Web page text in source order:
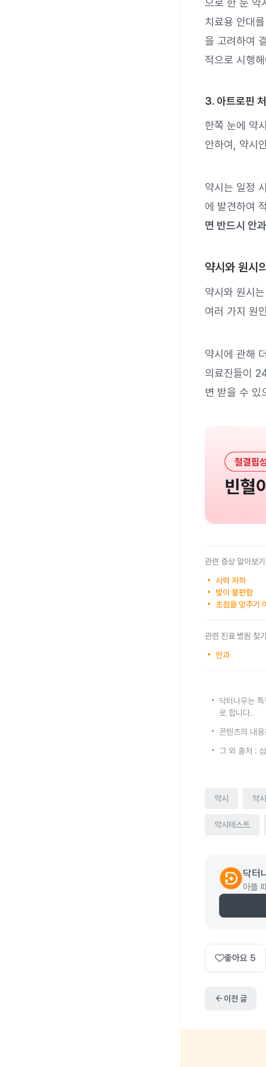
으로 한 눈 약
치료용 안대
을 고려하여
적으로 시행
3. 아트로핀
한쪽 눈에 약
안하여, 약시
약시는 일정
에 발견하여
면 반드시 안
약시와 원시
약시와 원시
여러 가지 원
약시에 관해
의료진들이
변 받을 수 있
관련 증상 알아보기
시력 저하
빛이 불편함
초점을 맞추기
관련 진료 병원 찾
안과
닥터나우는
로 합니다.
콘텐츠의 내
그 외 출처 :
약시 약
약시테스트
닥터
아플
좋아요 5
arrow_back이전 글